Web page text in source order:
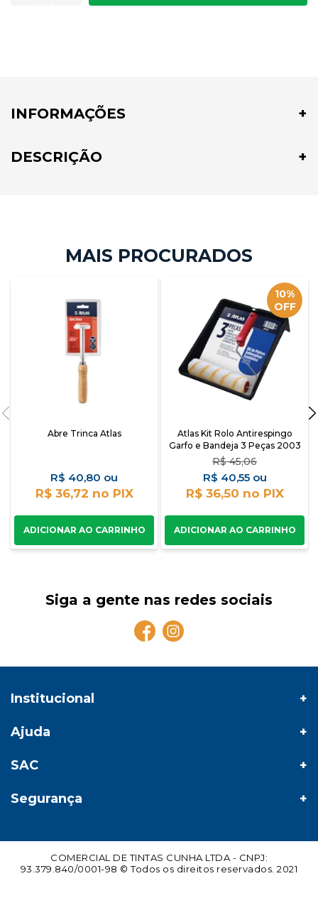
INFORMAÇÕES
DESCRIÇÃO
Abre Trinca Atlas
R$ 40,80
R$ 36,72
10%
OFF
Atlas Kit Rolo Antirespingo
Garfo e Bandeja 3 Peças 2003
R$ 45,06
R$ 40,55
R$ 36,50
Siga a gente nas redes sociais
Institucional
Ajuda
SAC
Segurança
COMERCIAL DE TINTAS CUNHA LTDA - CNPJ:
93.379.840/0001-98 © Todos os direitos reservados. 2021